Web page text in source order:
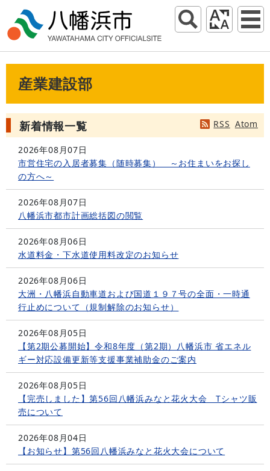
産業建設部
RSS Atom
新着情報一覧
2026年08月07日
市営住宅の入居者募集（随時募集） ～お住まいをお探し
の方へ～
2026年08月07日
八幡浜市都市計画総括図の閲覧
2026年08月06日
水道料金・下水道使用料改定のお知らせ
2026年08月06日
大洲・八幡浜自動車道および国道１９７号の全面・一時通
行止めについて（規制解除のお知らせ）
2026年08月05日
【第2期公募開始】令和8年度（第2期）八幡浜市 省エネル
ギー対応設備更新等支援事業補助金のご案内
2026年08月05日
【完売しました】第56回八幡浜みなと花火大会 Tシャツ販
売について
2026年08月04日
【お知らせ】第56回八幡浜みなと花火大会について